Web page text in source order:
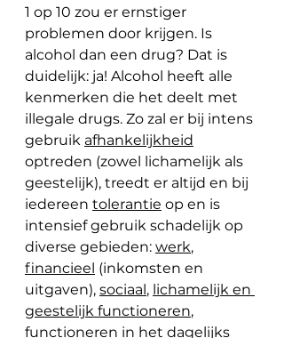
1 op 10 zou er ernstiger
problemen door krijgen. Is
alcohol dan een drug? Dat is
duidelijk: ja! Alcohol heeft alle
kenmerken die het deelt met
illegale drugs. Zo zal er bij intens
gebruik afhankelijkheid
optreden (zowel lichamelijk als
geestelijk), treedt er altijd en bij
iedereen tolerantie op en is
intensief gebruik schadelijk op
diverse gebieden: werk,
financieel (inkomsten en
uitgaven), sociaal, lichamelijk en
geestelijk functioneren,
functioneren in het dagelijks